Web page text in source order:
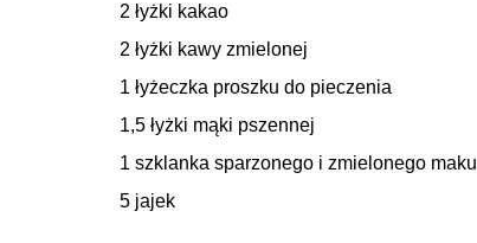
2 łyżki kakao
2 łyżki kawy zmielonej
1 łyżeczka proszku do pieczenia
1,5 łyżki mąki pszennej
1 szklanka sparzonego i zmielonego maku
5 jajek